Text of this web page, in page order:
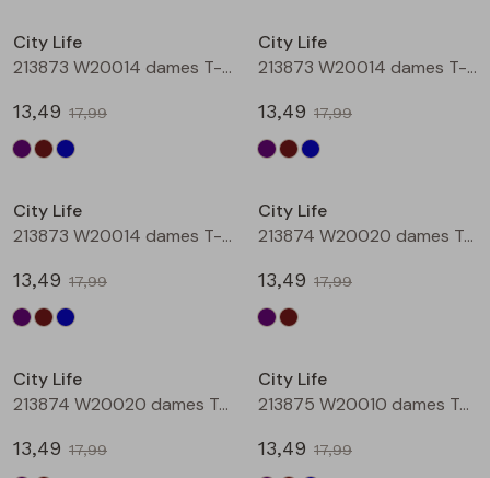
City Life
213873 W20014 dames T-shirt km Aubergine
13,49 17,99
City Life
213873 W20014 dames T-shirt km Bruin
13,49 17,99
City Life
213873 W20014 dames T-shirt km Petrol
13,49 17,99
City Life
213874 W20020 dames T-shirt km Aubergine
13,49 17,99
City Life
213874 W20020 dames T-shirt km Bruin
13,49 17,99
City Life
213875 W20010 dames T-shirt km Aubergine
13,49 17,99